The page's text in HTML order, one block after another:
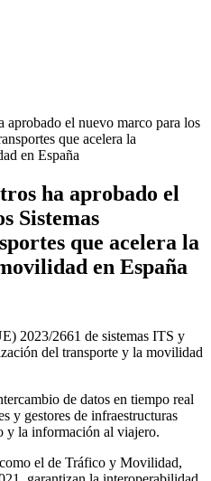
el nuevo marco para los
que acelera la
en España
ha aprobado el
Sistemas
que acelera la
en España​
2023/2661 de sistemas ITS y
del transporte y la movilidad
de datos en tiempo real
y gestores de infraestructuras
y la información al viajero.
el de Tráfico y Movilidad,